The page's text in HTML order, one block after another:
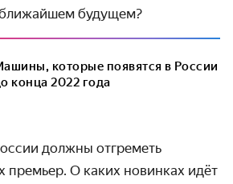
ближайшем будущем?
которые появятся в России
конца 2022 года
должны отгреметь
премьер. О каких новинках идёт